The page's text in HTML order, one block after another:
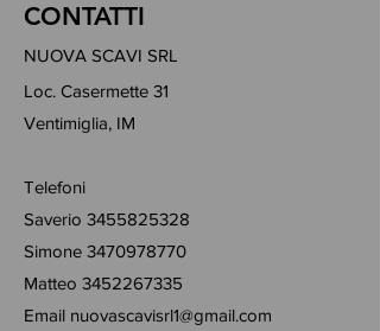
CONTATTI
NUOVA SCAVI SRL
Loc. Casermette 31
Ventimiglia, IM
Telefoni
Saverio 3455825328
Simone 3470978770
Matteo 3452267335
Email nuovascavisrl1@gmail.com